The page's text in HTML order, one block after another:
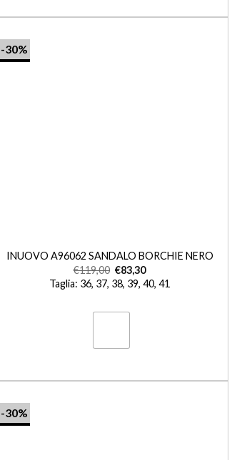
-30%
INUOVO A96062 SANDALO BORCHIE NERO
€119,00 €83,30
Taglia: 36, 37, 38, 39, 40, 41
-30%